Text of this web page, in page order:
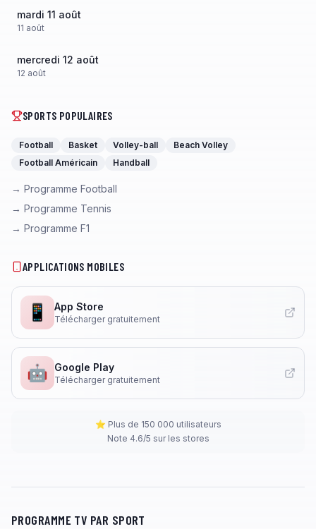
mardi 11 août
11 août
mercredi 12 août
12 août
SPORTS POPULAIRES
Football Basket Volley-ball
Beach Volley
Football Américain
Handball
→ Programme Football
→ Programme Tennis
→ Programme F1
APPLICATIONS MOBILES
📱 App Store
Télécharger gratuitement
🤖 Google Play
Télécharger gratuitement
⭐ Plus de 150 000 utilisateurs
Note 4.6/5 sur les stores
PROGRAMME TV PAR SPORT